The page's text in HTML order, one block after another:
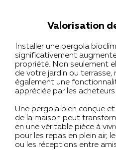
Valorisation
Installer une pergola
significativement
propriété. Non seulement
de votre jardin ou terrasse,
également une
appréciée par les
Une pergola bien conçue
de la maison peut
en une véritable pièce à
pour les repas en plein air,
ou les réceptions entre